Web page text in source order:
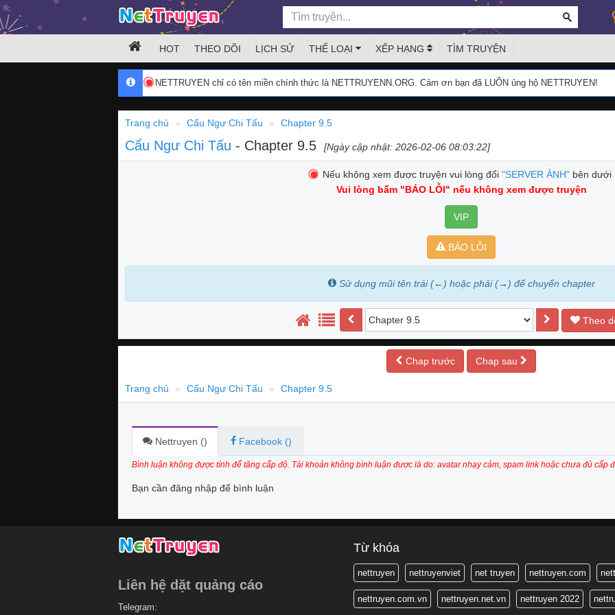
HOT THEO DÕI LỊCH SỬ THỂ LOẠI XẾP HẠNG TÌM TRUYỆN
NETTRUYEN chỉ có tên miền chính thức là NETTRUYENN.ORG. Cảm ơn bạn đã LUÔN ủng hộ NETTRUYEN!
Trang chủ Cẩu Ngư Chi Tấu Chapter 9.5
Cẩu Ngư Chi Tấu - Chapter 9.5 [Ngày cập nhật: 2026-02-06 08:03:22]
Nếu không xem được truyện vui lòng đổi "SERVER ẢNH" bên dưới
Vui lòng bấm "BÁO LỖI" nếu không xem được truyện
VIP
BÁO LỖI
Sử dụng mũi tên trái (←) hoặc phải (→) để chuyển chapter
Theo
Chap trước Chap sau
Trang chủ Cẩu Ngư Chi Tấu Chapter 9.5
Nettruyen () Facebook ()
Bình luận không được tính để tăng cấp độ. Tài khoản không bình luận được là do: avatar nhạy cảm, spam link hoặc chưa đủ cấp
Bạn cần đăng nhập để bình luận
Liên hệ dặt quảng cáo
Telegram:
Từ khóa
nettruyen nettruyenviet net truyen nettruyen.com
nettruyen.com.vn nettruyen.net.vn nettruyen 2022